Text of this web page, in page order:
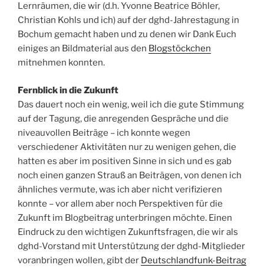
Lernräumen, die wir (d.h. Yvonne Beatrice Böhler,
Christian Kohls und ich) auf der dghd-Jahrestagung in
Bochum gemacht haben und zu denen wir Dank Euch
einiges an Bildmaterial aus den Blogstöckchen
mitnehmen konnten.
Fernblick in die Zukunft
Das dauert noch ein wenig, weil ich die gute Stimmung
auf der Tagung, die anregenden Gespräche und die
niveauvollen Beiträge – ich konnte wegen
verschiedener Aktivitäten nur zu wenigen gehen, die
hatten es aber im positiven Sinne in sich und es gab
noch einen ganzen Strauß an Beiträgen, von denen ich
ähnliches vermute, was ich aber nicht verifizieren
konnte – vor allem aber noch Perspektiven für die
Zukunft im Blogbeitrag unterbringen möchte. Einen
Eindruck zu den wichtigen Zukunftsfragen, die wir als
dghd-Vorstand mit Unterstützung der dghd-Mitglieder
voranbringen wollen, gibt der Deutschlandfunk-Beitrag